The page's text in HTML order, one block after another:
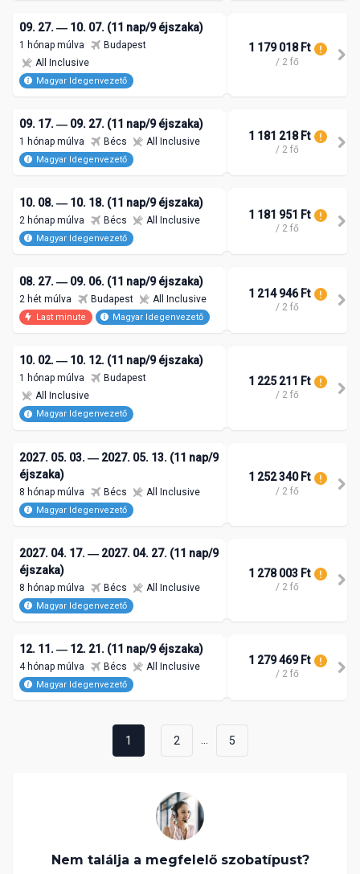
09. 27. ― 10. 07. (11 nap/9 éjszaka)
1 hónap múlva
Budapest
All Inclusive
Magyar Idegenvezető
1 179 018 Ft
/ 2 fő
09. 17. ― 09. 27. (11 nap/9 éjszaka)
1 hónap múlva Bécs All Inclusive
Magyar Idegenvezető
1 181 218 Ft
/ 2 fő
10. 08. ― 10. 18. (11 nap/9 éjszaka)
2 hónap múlva Bécs All Inclusive
Magyar Idegenvezető
1 181 951 Ft
/ 2 fő
08. 27. ― 09. 06. (11 nap/9 éjszaka)
2 hét múlva Budapest All Inclusive
Last minute Magyar Idegenvezető
1 214 946 Ft
/ 2 fő
10. 02. ― 10. 12. (11 nap/9 éjszaka)
1 hónap múlva
Budapest
All Inclusive
Magyar Idegenvezető
1 225 211 Ft
/ 2 fő
2027. 05. 03. ― 2027. 05. 13. (11 nap/9
éjszaka)
8 hónap múlva Bécs All Inclusive
Magyar Idegenvezető
1 252 340 Ft
/ 2 fő
2027. 04. 17. ― 2027. 04. 27. (11 nap/9
éjszaka)
8 hónap múlva Bécs All Inclusive
Magyar Idegenvezető
1 278 003 Ft
/ 2 fő
12. 11. ― 12. 21. (11 nap/9 éjszaka)
4 hónap múlva Bécs All Inclusive
Magyar Idegenvezető
1 279 469 Ft
/ 2 fő
1 2 ... 5
Nem találja a megfelelő szobatípust?